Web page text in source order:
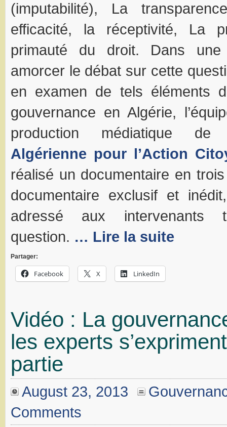
(imputabilité), La
efficacité, la réceptivité, La
primauté du droit. Dans une
amorcer le débat sur cette
en examen de tels éléments
gouvernance en Algérie,
production médiatique
Algérienne pour l’Action
réalisé un documentaire en
documentaire exclusif et
adressé aux intervenants
question. … Lire la suite
Partager:
Facebook X LinkedIn
Vidéo : La
les experts
partie
August 23, 2013
Comments